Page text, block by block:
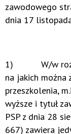
zawodowego
dnia 17
1) W/w
na jakich
przeszkolenia,
wyższe i tytuł
PSP z dnia 28
667) zawiera